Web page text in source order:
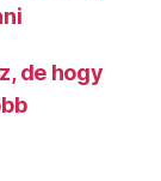
de hogy